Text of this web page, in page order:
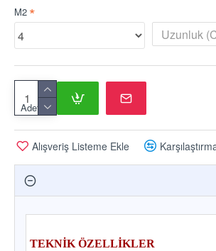
M2
Adet
Alışveriş Listeme Ekle
TEKNİK ÖZELLİKLER